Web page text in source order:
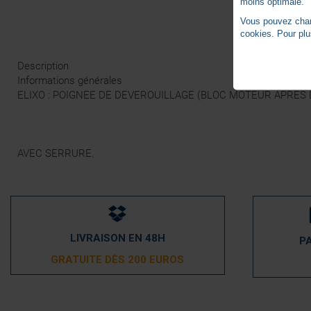
Description
Informations générales
ELIXO : POIGNEE DE DEVEROUILLAGE (BLOC MOTEUR APRES
AVEC SERRURE.
LIVRAISON EN 48H
GRATUITE DÈS 200 EUROS
Vous pouvez
cookies. Pour